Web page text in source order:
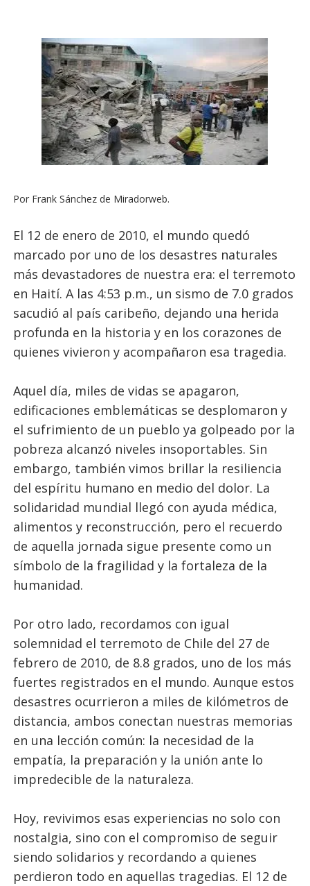
Por Frank Sánchez de Miradorweb.
El 12 de enero de 2010, el mundo quedó
marcado por uno de los desastres naturales
más devastadores de nuestra era: el terremoto
en Haití. A las 4:53 p.m., un sismo de 7.0 grados
sacudió al país caribeño, dejando una herida
profunda en la historia y en los corazones de
quienes vivieron y acompañaron esa tragedia.
Aquel día, miles de vidas se apagaron,
edificaciones emblemáticas se desplomaron y
el sufrimiento de un pueblo ya golpeado por la
pobreza alcanzó niveles insoportables. Sin
embargo, también vimos brillar la resiliencia
del espíritu humano en medio del dolor. La
solidaridad mundial llegó con ayuda médica,
alimentos y reconstrucción, pero el recuerdo
de aquella jornada sigue presente como un
símbolo de la fragilidad y la fortaleza de la
humanidad.
Por otro lado, recordamos con igual
solemnidad el terremoto de Chile del 27 de
febrero de 2010, de 8.8 grados, uno de los más
fuertes registrados en el mundo. Aunque estos
desastres ocurrieron a miles de kilómetros de
distancia, ambos conectan nuestras memorias
en una lección común: la necesidad de la
empatía, la preparación y la unión ante lo
impredecible de la naturaleza.
Hoy, revivimos esas experiencias no solo con
nostalgia, sino con el compromiso de seguir
siendo solidarios y recordando a quienes
perdieron todo en aquellas tragedias. El 12 de